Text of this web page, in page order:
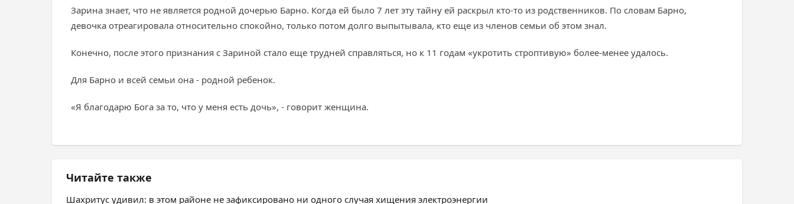
Зарина знает, что не является родной дочерью Барно. Когда ей было 7 лет эту тайну ей раскрыл кто-то из родственников. По словам Барно,
девочка отреагировала относительно спокойно, только потом долго выпытывала, кто еще из членов семьи об этом знал.
Конечно, после этого признания с Зариной стало еще трудней справляться, но к 11 годам «укротить строптивую» более-менее удалось.
Для Барно и всей семьи она - родной ребенок.
«Я благодарю Бога за то, что у меня есть дочь», - говорит женщина.
Читайте также
Шахритус удивил: в этом районе не зафиксировано ни одного случая хищения электроэнергии